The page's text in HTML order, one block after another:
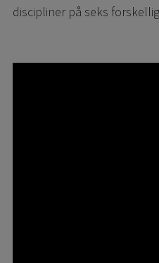
discipliner på seks